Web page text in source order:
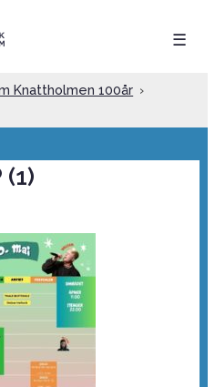
☰
Knattholmen 100år ›
(1)